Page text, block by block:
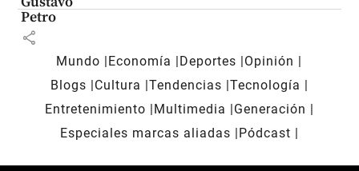
Petro
share
Mundo Economía Deportes
Opinión
Blogs
Cultura Tendencias Tecnología
Entretenimiento
Multimedia
Generación
Especiales marcas aliadas
Pódcast